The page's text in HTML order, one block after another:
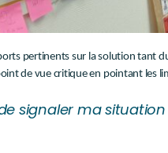
pertinents sur la solution tant
de vue critique en pointant les
signaler ma